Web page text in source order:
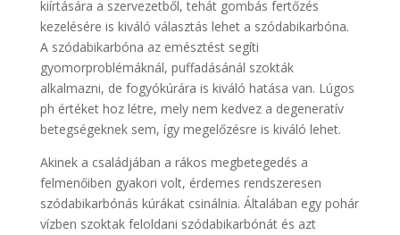
kiírtására a szervezetből, tehát gombás fertőzés
kezelésére is kiváló választás lehet a szódabikarbóna.
A szódabikarbóna az emésztést segíti
gyomorproblémáknál, puffadásánál szokták
alkalmazni, de fogyókúrára is kiváló hatása van. Lúgos
ph értéket hoz létre, mely nem kedvez a degeneratív
betegségeknek sem, így megelőzésre is kiváló lehet.
Akinek a családjában a rákos megbetegedés a
felmenőiben gyakori volt, érdemes rendszeresen
szódabikarbónás kúrákat csinálnia. Általában egy pohár
vízben szoktak feloldani szódabikarbónát és azt